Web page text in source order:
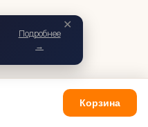
✕
Подробнее
→
Корзина